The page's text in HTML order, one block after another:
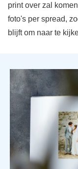
print over zal
foto's per spread,
blijft om naar te